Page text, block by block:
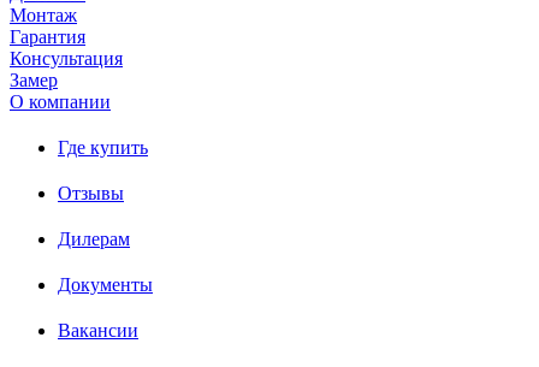
Монтаж
Гарантия
Консультация
Замер
О компании
Где купить
Отзывы
Дилерам
Документы
Вакансии